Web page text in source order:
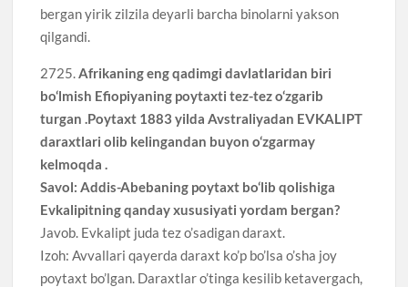
bergan yirik zilzila deyarli barcha binolarni yakson
qilgandi.
2725.Afrikaning eng qadimgi davlatlaridan biri
bo‘lmish Efiopiyaning poytaxti tez-tez o‘zgarib
turgan .Poytaxt 1883 yilda Avstraliyadan EVKALIPT
daraxtlari olib kelingandan buyon o‘zgarmay
kelmoqda .
Savol: Addis-Abebaning poytaxt bo‘lib qolishiga
Evkalipitning qanday xususiyati yordam bergan?
Javob. Evkalipt juda tez o’sadigan daraxt.
Izoh: Avvallari qayerda daraxt ko’p bo’lsa o’sha joy
poytaxt bo’lgan. Daraxtlar o’tinga kesilib ketavergach,